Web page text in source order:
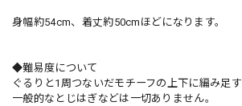
身幅約54cm、着丈約50cmほどになります。
◆難易度について
ぐるりと1周つないだモチーフの上下に編み足す
一般的なとじはぎなどは一切ありません。